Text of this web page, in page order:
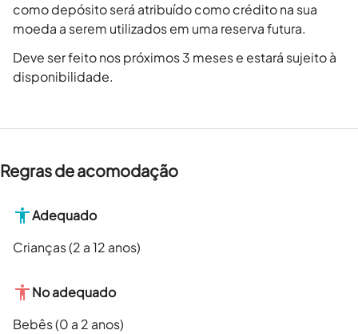
como depósito será atribuído como crédito na sua
moeda a serem utilizados em uma reserva futura.
Deve ser feito nos próximos 3 meses e estará sujeito à
disponibilidade.
Regras de acomodação
Adequado
Crianças (2 a 12 anos)
No adequado
Bebês (0 a 2 anos)